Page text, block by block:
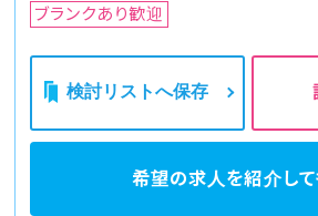
ブランクあり歓迎
検討リストへ保存
希望の求人を紹介して